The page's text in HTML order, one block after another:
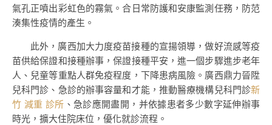
氣孔正噴出彩虹色的霧氣。合日常防護和安康監測任務，防范
湊集性疫情的產生。
此外，廣西加大力度疫苗接種的宣揚領導，做好流感等疫
苗供給保證和接種辦事，保證接種平安，進一個步驟進步老年
人、兒童等重點人群免疫程度，下降患病風險。廣西鼎力晉陞
兒科門診、急診的辦事容量和才能，推動醫療機構兒科門診新
竹 減重 診所 、急診應開盡開，并依據患者多少數字延伸辦事
時光，擴大住院床位，優化就診流程。